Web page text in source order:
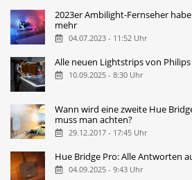
2023er Ambilight-Fernseher
mehr
04.07.2023 - 11:52 Uhr
Alle neuen Lightstrips von
10.09.2025 - 8:30 Uhr
Wann wird eine zweite Hue
muss man achten?
29.12.2017 - 17:45 Uhr
Hue Bridge Pro: Alle Antworten
04.09.2025 - 9:43 Uhr